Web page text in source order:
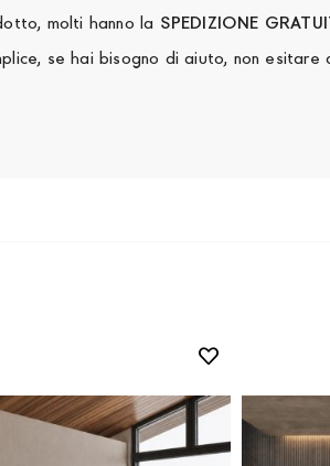
molti hanno la
SPEDIZIONE